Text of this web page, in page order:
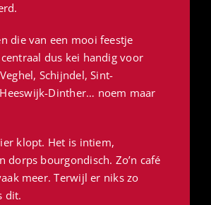
die van een mooi feestje
dus kei handig voor
Schijndel, Sint-
Dinther… noem maar
klopt. Het is intiem,
dorps bourgondisch. Zo’n café
meer. Terwijl er niks zo
dit.